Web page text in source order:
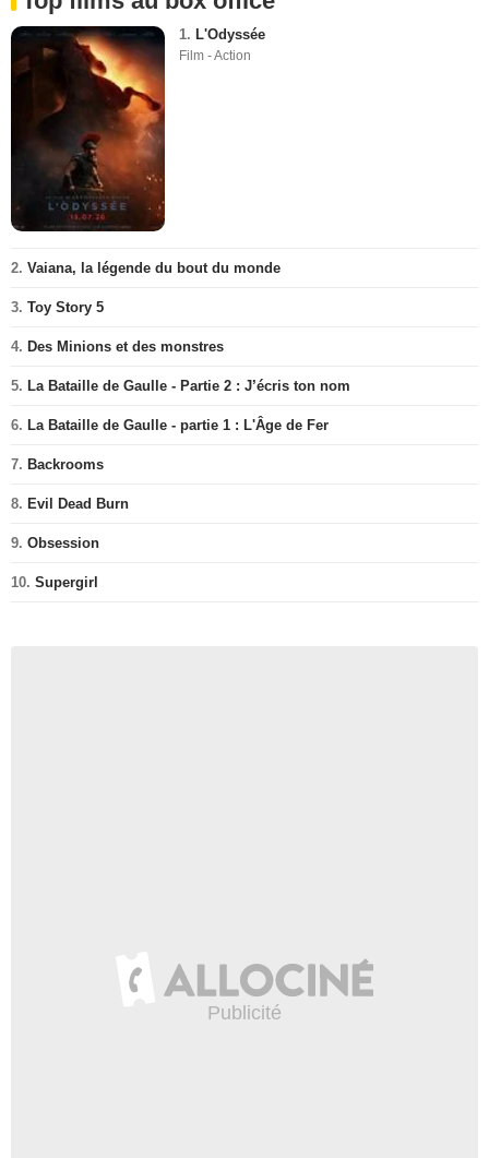
1. L'Odyssée
Film - Action
2. Vaiana, la légende du bout du monde
3. Toy Story 5
4. Des Minions et des monstres
5. La Bataille de Gaulle - Partie 2 : J’écris ton nom
6. La Bataille de Gaulle - partie 1 : L'Âge de Fer
7. Backrooms
8. Evil Dead Burn
9. Obsession
10. Supergirl